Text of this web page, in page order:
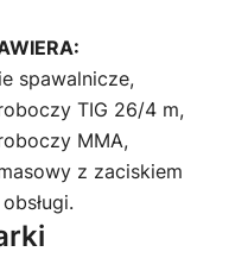
spawalnicze,
TIG 26/4 m,
MMA,
z zaciskiem